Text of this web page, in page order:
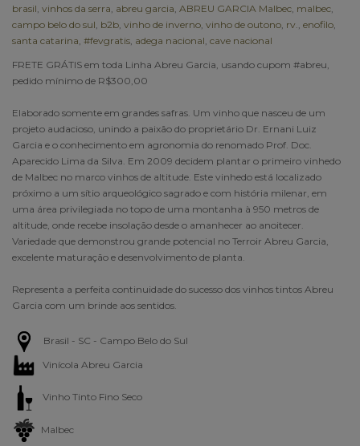
brasil vinhos da serra abreu garcia ABREU GARCIA Malbec malbec
campo belo do sul b2b vinho de inverno vinho de outono rv. enofilo
santa catarina #fevgratis adega nacional cave nacional
FRETE GRÁTIS em toda Linha Abreu Garcia, usando cupom #abreu,
pedido mínimo de R$300,00
Elaborado somente em grandes safras. Um vinho que nasceu de um
projeto audacioso, unindo a paixão do proprietário Dr. Ernani Luiz
Garcia e o conhecimento em agronomia do renomado Prof. Doc.
Aparecido Lima da Silva. Em 2009 decidem plantar o primeiro vinhedo
de Malbec no marco vinhos de altitude. Este vinhedo está localizado
próximo a um sítio arqueológico sagrado e com história milenar, em
uma área privilegiada no topo de uma montanha à 950 metros de
altitude, onde recebe insolação desde o amanhecer ao anoitecer.
Variedade que demonstrou grande potencial no Terroir Abreu Garcia,
excelente maturação e desenvolvimento de planta.
Representa a perfeita continuidade do sucesso dos vinhos tintos Abreu
Garcia com um brinde aos sentidos.
Brasil - SC - Campo Belo do Sul
Vinícola Abreu Garcia
Vinho Tinto Fino Seco
Malbec